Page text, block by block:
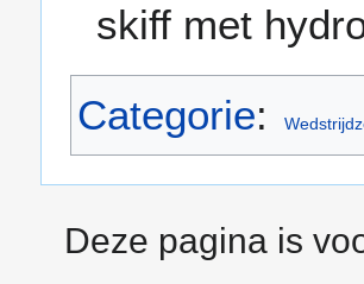
skiff met
Categorie:
Deze pagina is